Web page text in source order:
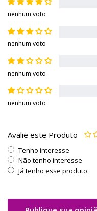
nenhum voto
nenhum voto
nenhum voto
nenhum voto
Avalie este Produto
Tenho interesse
Não tenho interesse
Já tenho esse produto